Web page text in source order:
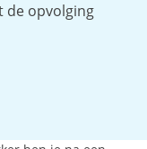
de opvolging